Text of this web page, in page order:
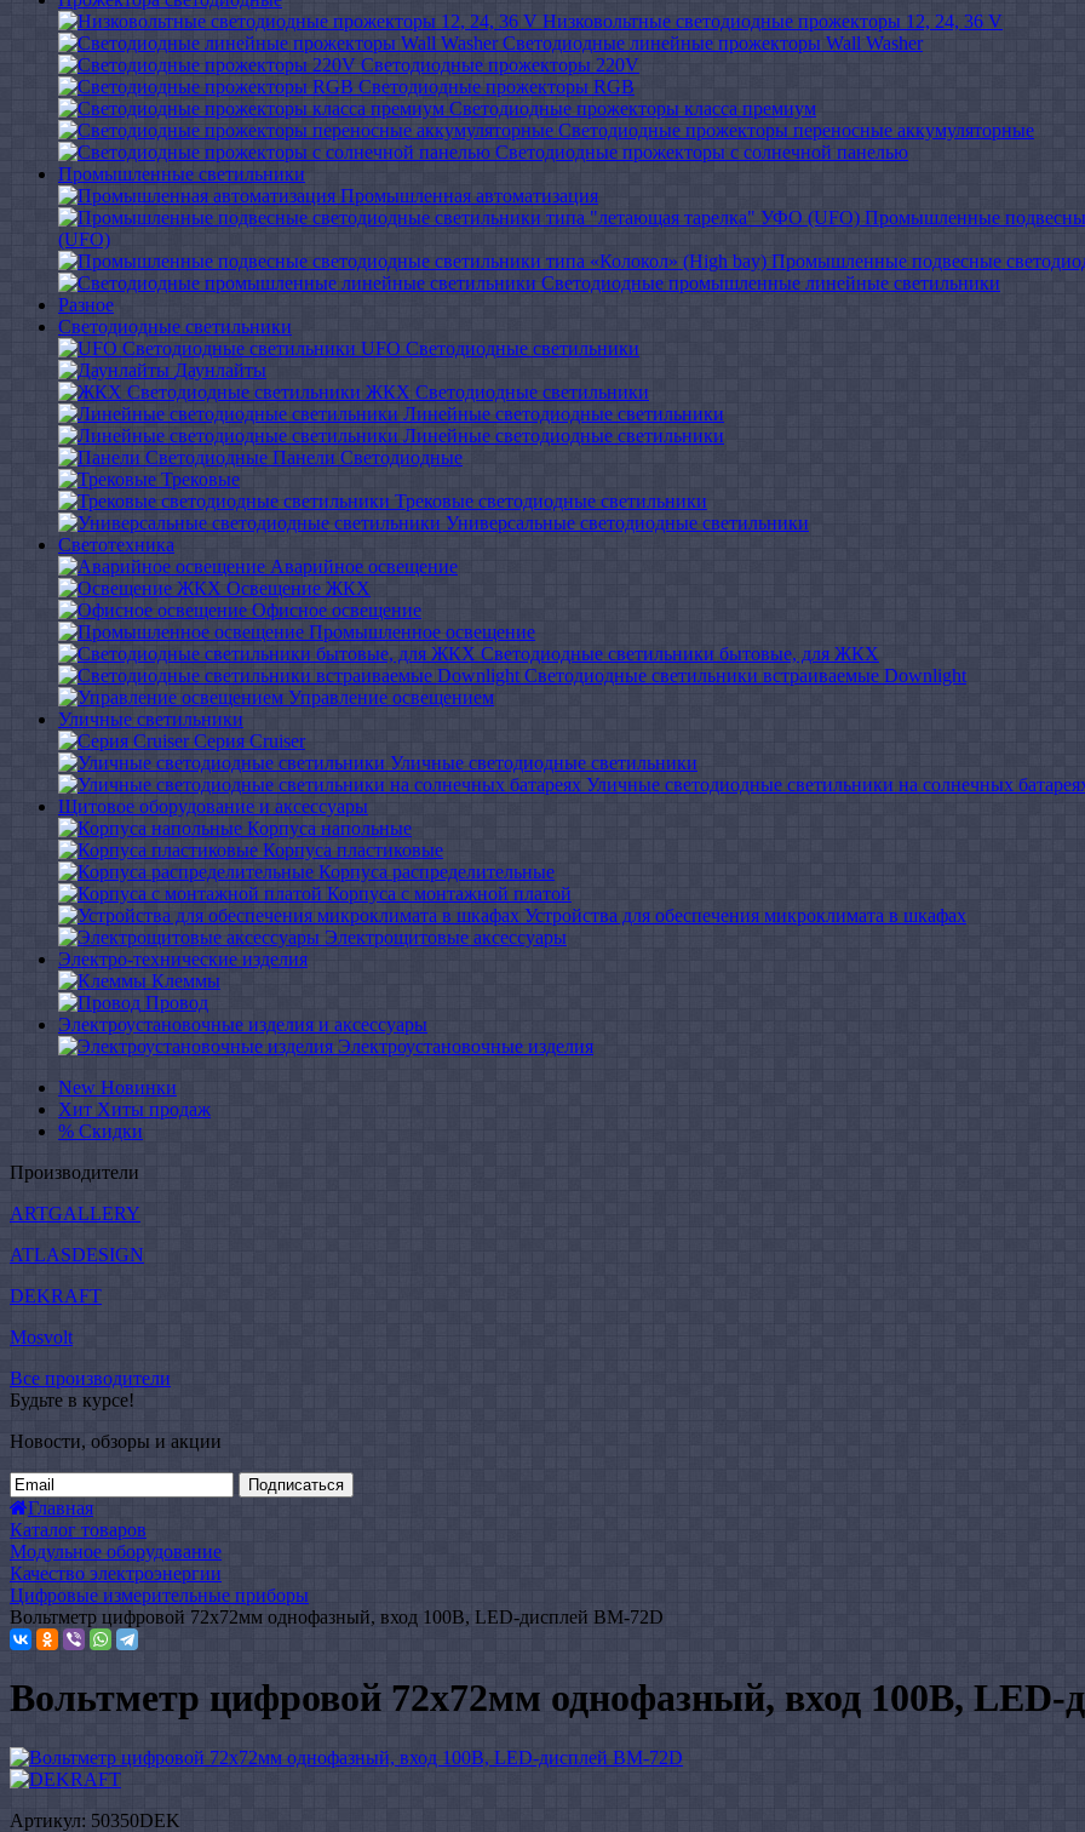
Низковольтные светодиодные прожекторы 12, 24, 36 V
Светодиодные линейные прожекторы Wall Washer
Светодиодные прожекторы 220V
Светодиодные прожекторы RGB
Светодиодные прожекторы класса премиум
Светодиодные прожекторы переносные аккумуляторные
Светодиодные прожекторы с солнечной панелью
Промышленные светильники
Промышленная автоматизация
Промышленные
(UFO)
Промышленные подвесные
Светодиодные промышленные линейные светильники
Разное
Светодиодные светильники
UFO Светодиодные светильники
Даунлайты
ЖКХ Светодиодные светильники
Линейные светодиодные светильники
Линейные светодиодные светильники
Панели Светодиодные
Трековые
Трековые светодиодные светильники
Универсальные светодиодные светильники
Светотехника
Аварийное освещение
Освещение ЖКХ
Офисное освещение
Промышленное освещение
Светодиодные светильники бытовые, для ЖКХ
Светодиодные светильники встраиваемые Downlight
Управление освещением
Уличные светильники
Серия Cruiser
Уличные светодиодные светильники
Уличные светодиодные светильники на солнечных
Щитовое оборудование и аксессуары
Корпуса напольные
Корпуса пластиковые
Корпуса распределительные
Корпуса с монтажной платой
Устройства для обеспечения микроклимата в шкафах
Электрощитовые аксессуары
Электро-технические изделия
Клеммы
Провод
Электроустановочные изделия и аксессуары
Электроустановочные изделия
New Новинки
Хит Хиты продаж
% Скидки
Производители
ARTGALLERY
ATLASDESIGN
DEKRAFT
Mosvolt
Все производители
Будьте в курсе!
Новости, обзоры и акции
Подписаться
Главная
Каталог товаров
Модульное оборудование
Качество электроэнергии
Цифровые измерительные приборы
Вольтметр цифровой 72x72мм однофазный, вход 100В, LED-дисплей ВМ-72D
Вольтметр цифровой 72x72мм однофазный, вход 100В,
Артикул: 50350DEK